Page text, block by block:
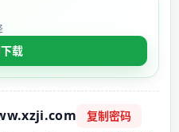
载
复制密码